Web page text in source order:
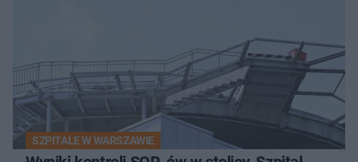
SZPITALE W WARSZAWIE